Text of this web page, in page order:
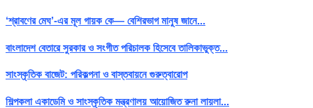
‘শ্রাবণের মেঘ’-এর মূল গায়ক কে— বেশিরভাগ মানুষ জানে...
বাংলাদেশ বেতারে সুরকার ও সংগীত পরিচালক হিসেবে তালিকাভুক্ত...
সাংস্কৃতিক বাজেট: পরিকল্পনা ও বাস্তবায়নে গুরুত্বারোপ
শিল্পকলা একাডেমি ও সাংস্কৃতিক মন্ত্রণালয় আয়োজিত রুনা লায়লা...